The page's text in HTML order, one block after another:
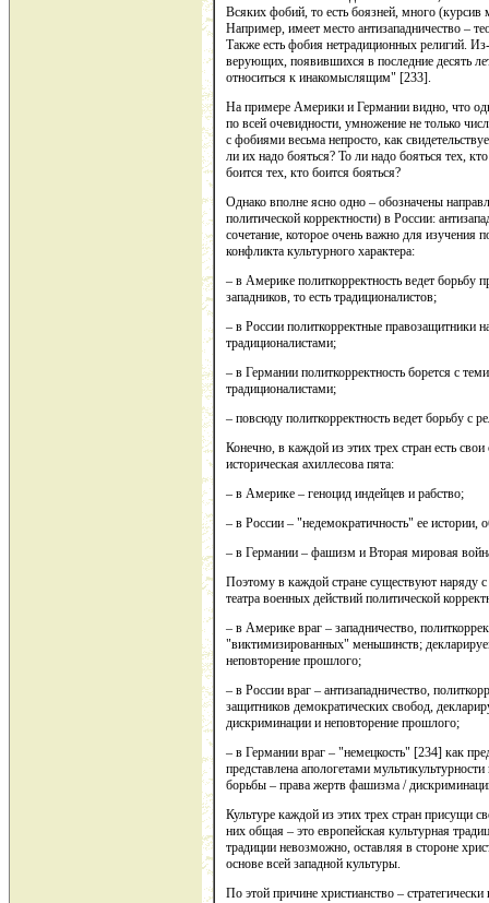
Всяких фобий, то есть боязней, много
Например, имеет место антизападничество –
Также есть фобия нетрадиционных религий.
верующих, появившихся в последние десять
относиться к инакомыслящим" [233].
На примере Америки и Германии видно, что
по всей очевидности, умножение не только
с фобиями весьма непросто, как
ли их надо бояться? То ли надо бояться тех,
боится тех, кто боится бояться?
Однако вполне ясно одно – обозначены
политической корректности) в России:
сочетание, которое очень важно для изучения
конфликта культурного характера:
– в Америке политкорректность ведет борьбу
западников, то есть традиционалистов;
– в России политкорректные правозащитники
традиционалистами;
– в Германии политкорректность борется с
традиционалистами;
– повсюду политкорректность ведет борьбу с
Конечно, в каждой из этих трех стран есть
историческая ахиллесова пята:
– в Америке – геноцид индейцев и рабство;
– в России – "недемократичность" ее истории,
– в Германии – фашизм и Вторая мировая
Поэтому в каждой стране существуют наряду
театра военных действий политической
– в Америке враг – западничество,
"виктимизированных" меньшинств;
неповторение прошлого;
– в России враг – антизападничество,
защитников демократических свобод,
дискриминации и неповторение прошлого;
– в Германии враг – "немецкость" [234] как
представлена апологетами
борьбы – права жертв фашизма /
Культуре каждой из этих трех стран присущи
них общая – это европейская культурная
традиции невозможно, оставляя в стороне
основе всей западной культуры.
По этой причине христианство –